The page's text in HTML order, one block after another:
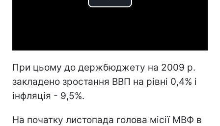
Play
При цьому до держбюджету на 2009 р.
закладено зростання ВВП на рівні 0,4% і
інфляція - 9,5%.
На початку листопада голова місії МВФ в